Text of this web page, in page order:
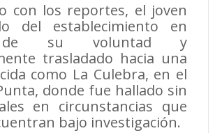
con los reportes, el joven
del establecimiento en
de su voluntad y
trasladado hacia una
como La Culebra, en el
donde fue hallado sin
en circunstancias que
bajo investigación.